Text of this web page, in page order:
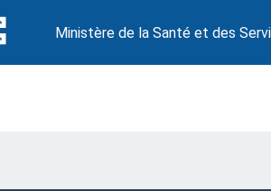
Ministère de la Santé et des